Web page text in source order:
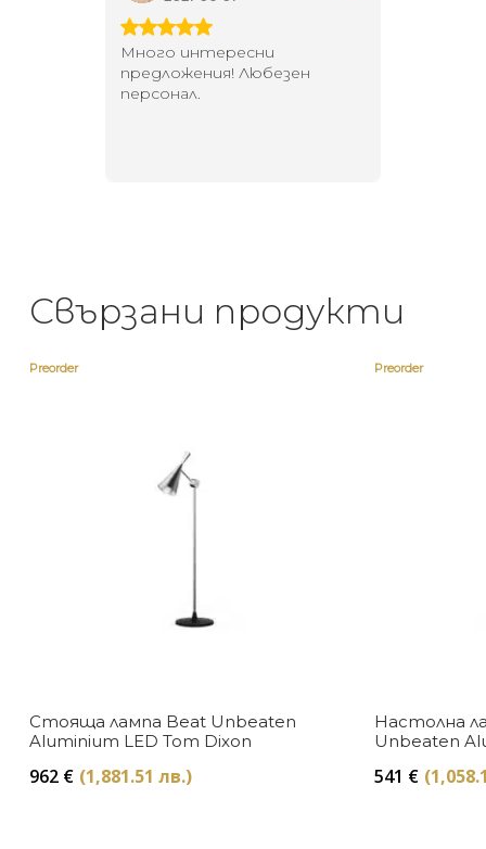
Много интересни
предложения! Любезен
персонал.
Свързани продукти
Preorder
Стояща лампа Beat Unbeaten
Aluminium LED Tom Dixon
962 € (1,881.51 лв.)
Preorder
Настолна
Unbeaten
541 €